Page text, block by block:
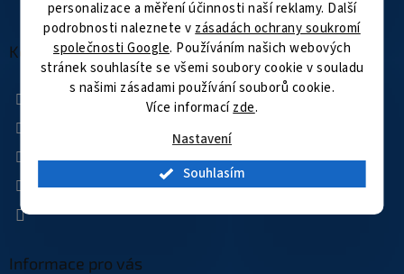
personalizace a měření účinnosti naší reklamy. Další
podrobnosti naleznete v zásadách ochrany soukromí
společnosti Google. Používáním našich webových
stránek souhlasíte se všemi soubory cookie v souladu
s našimi zásadami používání souborů cookie.
Více informacízde.
Nastavení
Souhlasím
Kontakt
+420 601 505 003
Informace pro vás